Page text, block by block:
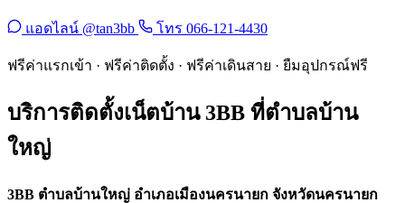
แอดไลน์ @tan3bb โทร 066-121-4430
ฟรีค่าแรกเข้า · ฟรีค่าติดตั้ง · ฟรีค่าเดินสาย · ยืมอุปกรณ์ฟรี
บริการติดตั้งเน็ตบ้าน 3BB ที่ตำบลบ้าน
ใหญ่
3BB ตำบลบ้านใหญ่ อำเภอเมืองนครนายก จังหวัดนครนายก